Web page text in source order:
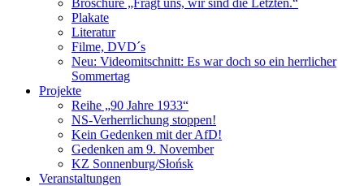
Plakate
Literatur
Filme, DVD´s
Neu: Videomitschnitt: Es war doch so ein herrlicher
Sommertag
Projekte
Reihe „90 Jahre 1933“
NS-Verherrlichung stoppen!
Kein Gedenken mit der AfD!
Gedenken am 9. November
KZ Sonnenburg/Słońsk
Veranstaltungen